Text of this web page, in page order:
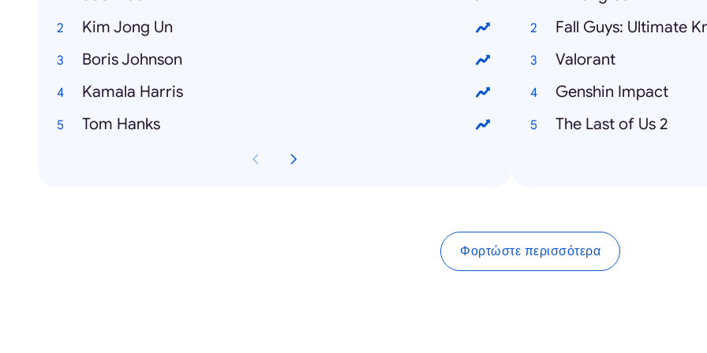
Kim Jong Un
Boris Johnson
Kamala Harris
Tom Hanks
Fall Guys: Ultimate
Valorant
Genshin Impact
The Last of Us 2
Φορτώστε περισσότερα